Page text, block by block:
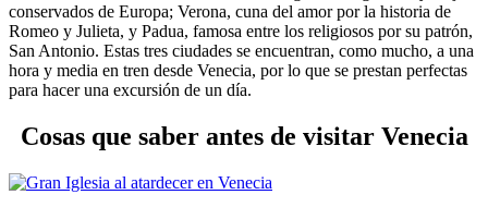
conservados de Europa; Verona, cuna del amor por la historia de
Romeo y Julieta, y Padua, famosa entre los religiosos por su patrón,
San Antonio. Estas tres ciudades se encuentran, como mucho, a una
hora y media en tren desde Venecia, por lo que se prestan perfectas
para hacer una excursión de un día.
Cosas que saber antes de visitar Venecia